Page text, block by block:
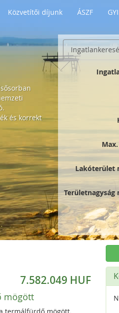
Közvetítői díjunk ÁSZF
és korrekt
Lakóterület
Területnagyság
7.582.049 HUF
mögött